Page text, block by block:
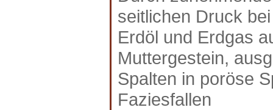
seitlichen Druck
Erdöl und Erdgas
Muttergestein,
Spalten in poröse
Faziesfallen